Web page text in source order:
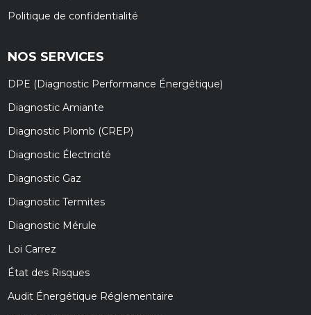
Politique de confidentialité
NOS SERVICES
DPE (Diagnostic Performance Énergétique)
Diagnostic Amiante
Diagnostic Plomb (CREP)
Diagnostic Électricité
Diagnostic Gaz
Diagnostic Termites
Diagnostic Mérule
Loi Carrez
État des Risques
Audit Énergétique Réglementaire